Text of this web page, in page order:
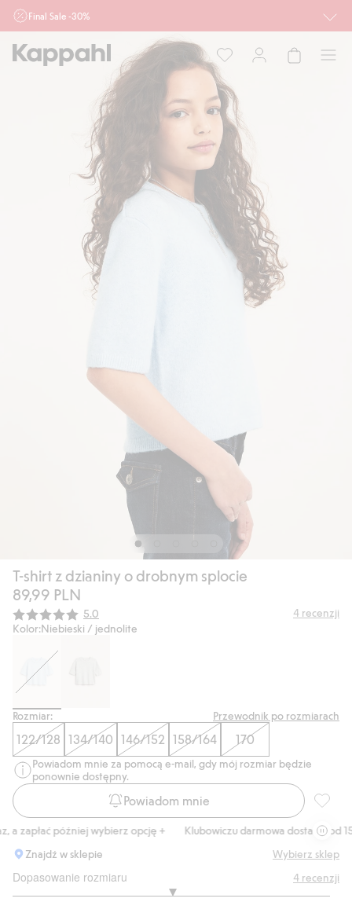
Final Sale -30%
Ważne przy zakupie min. 2 sztuk produktów włączonych w ofertę, również z
działu outlet do 10.8 w sklepach Kappahl i Newbie oraz na kappahl.com. Ofert
nie łączymy
Mężczyzna Dziecko
T-shirt z dzianiny o drobnym splocie
89,99 PLN
Średnia ocena:
5.0 4 recenzji
Kolor:Niebieski / jednolite
Rozmiar: Przewodnik po rozmiarach
122/128 134/140 146/152 158/164 170
Powiadom mnie za pomocą e-mail, gdy mój rozmiar będzie
ponownie dostępny.
Powiadom mnie
zapłać później wybierz opcję +
Klubowiczu darmowa dostawa od 150
Znajdź w sklepie
Wybierz sklep
Dopasowanie rozmiaru 4 recenzji